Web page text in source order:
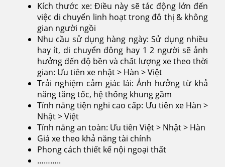
Kích thước xe: Điều này sẽ tác động lớn đến
việc di chuyển linh hoạt trong đô thị & không
gian người ngồi
Nhu cầu sử dụng hàng ngày: Sử dụng nhiều
hay ít, di chuyển đông hay 1 2 người sẽ ảnh
hưởng đến độ bền và chất lượng xe theo thời
gian: Ưu tiên xe nhật > Hàn > Việt
Trải nghiệm cảm giác lái: Ảnh hưởng từ khả
năng tăng tốc, hệ thống khung gầm
Tính năng tiện nghi cao cấp: Ưu tiên xe Hàn >
Nhật > Việt
Tính năng an toàn: Ưu tiên Việt > Nhật > Hàn
Giá xe theo khả năng tài chính
Phong cách thiết kế nội ngoại thất
………..